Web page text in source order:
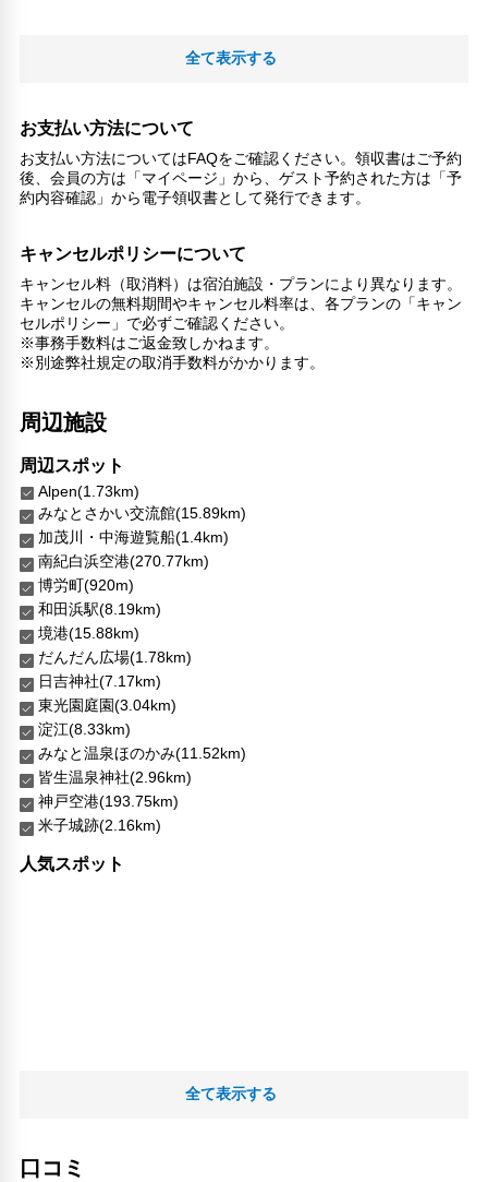
全て表示する
お支払い方法について
お支払い方法についてはFAQをご確認ください。領収書はご予約
後、会員の方は「マイページ」から、ゲスト予約された方は「予
約内容確認」から電子領収書として発行できます。
キャンセルポリシーについて
キャンセル料（取消料）は宿泊施設・プランにより異なります。
キャンセルの無料期間やキャンセル料率は、各プランの「キャン
セルポリシー」で必ずご確認ください。
※事務手数料はご返金致しかねます。
※別途弊社規定の取消手数料がかかります。
周辺施設
周辺スポット
Alpen(1.73km)
みなとさかい交流館(15.89km)
加茂川・中海遊覧船(1.4km)
南紀白浜空港(270.77km)
博労町(920m)
和田浜駅(8.19km)
境港(15.88km)
だんだん広場(1.78km)
日吉神社(7.17km)
東光園庭園(3.04km)
淀江(8.33km)
みなと温泉ほのかみ(11.52km)
皆生温泉神社(2.96km)
神戸空港(193.75km)
米子城跡(2.16km)
人気スポット
全て表示する
口コミ